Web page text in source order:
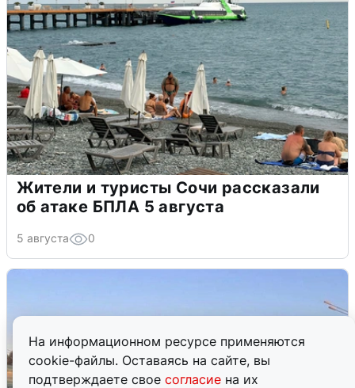
На информационном ресурсе применяются
cookie-файлы. Оставаясь на сайте, вы
подтверждаете свое согласие на их
Жители и туристы Сочи рассказали
об атаке БПЛА 5 августа
5 августа 0